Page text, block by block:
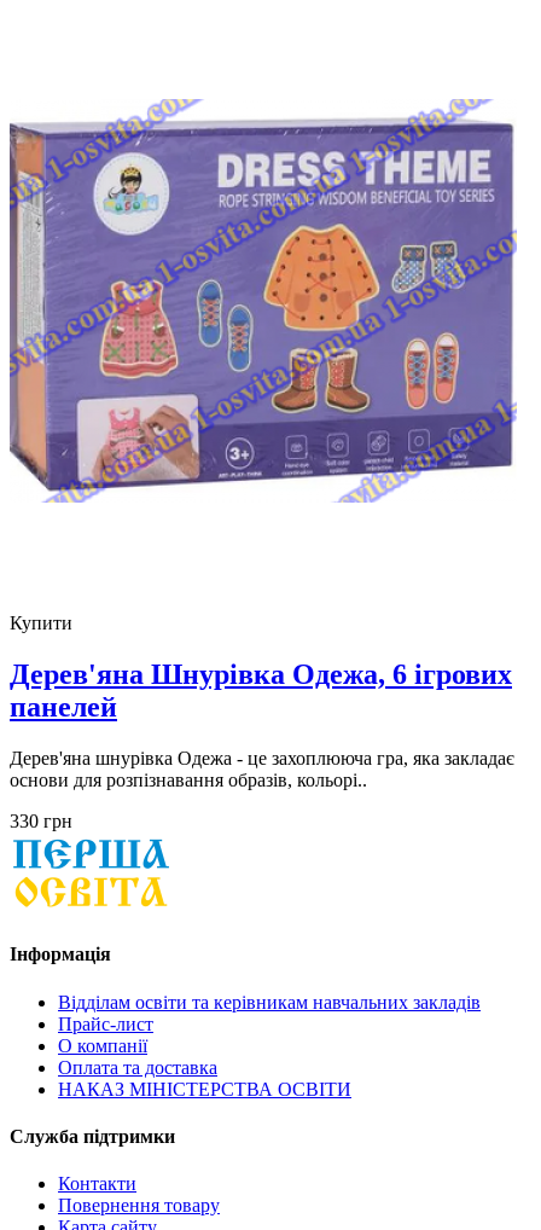
Купити
Дерев'яна Шнурівка Одежа, 6 ігрових
панелей
Дерев'яна шнурівка Одежа - це захоплююча гра, яка закладає
основи для розпізнавання образів, кольорі..
330 грн
Інформація
Відділам освіти та керівникам навчальних закладів
Прайс-лист
О компанії
Оплата та доставка
НАКАЗ МІНІСТЕРСТВА ОСВІТИ
Служба підтримки
Контакти
Повернення товару